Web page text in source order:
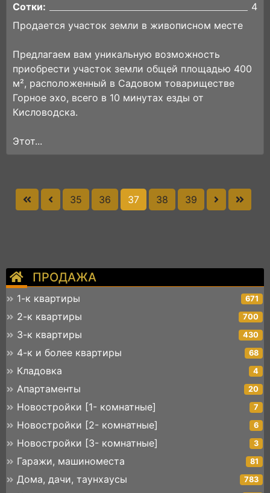
ПРОДАЖА
1-к квартиры 671
2-к квартиры 700
3-к квартиры 430
4-к и более квартиры 68
Кладовка 4
Апартаменты 20
Новостройки [1- комнатные] 7
Новостройки [2- комнатные] 6
Новостройки [3- комнатные] 3
Гаражи, машиноместа 81
Дома, дачи, таунхаусы 783
Сотки:
4
Продается участок земли в живописном месте
Предлагаем вам уникальную возможность
приобрести участок земли общей площадью 400
м², расположенный в Садовом товариществе
Горное эхо, всего в 10 минутах езды от
Кисловодска.
Этот...
35 36 37 38 39